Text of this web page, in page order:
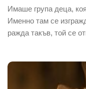
Имаше група деца,
Именно там се
ражда такъв, той се